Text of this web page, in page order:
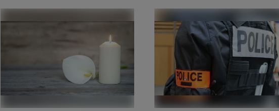
placé en détention provisoire
pour avoir dirigé un réseau qui
organisée à l'Hôtel de Ville du 2
10 juillet, en soutien aux
populations vénézuéliennes
frappées par deux séismes
meurtriers...